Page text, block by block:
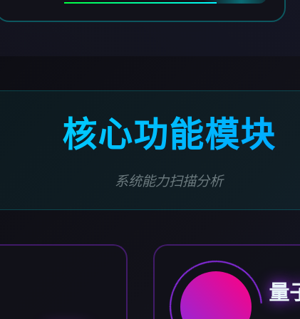
核心功能模块
系统能力扫描分析
量